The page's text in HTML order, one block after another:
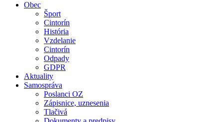
Obec
Šport
Cintorín
História
Vzdelanie
Cintorín
Odpady
GDPR
Aktuality
Samospráva
Poslanci OZ
Zápisnice, uznesenia
Tlačivá